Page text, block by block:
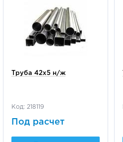
Труба 42х5 н/ж
Код: 218119
Под расчет